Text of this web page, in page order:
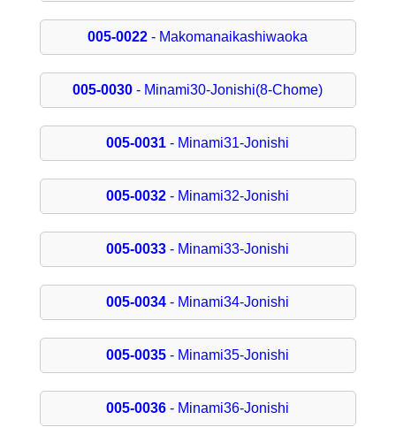
005-0022 - Makomanaikashiwaoka
005-0030 - Minami30-Jonishi(8-Chome)
005-0031 - Minami31-Jonishi
005-0032 - Minami32-Jonishi
005-0033 - Minami33-Jonishi
005-0034 - Minami34-Jonishi
005-0035 - Minami35-Jonishi
005-0036 - Minami36-Jonishi